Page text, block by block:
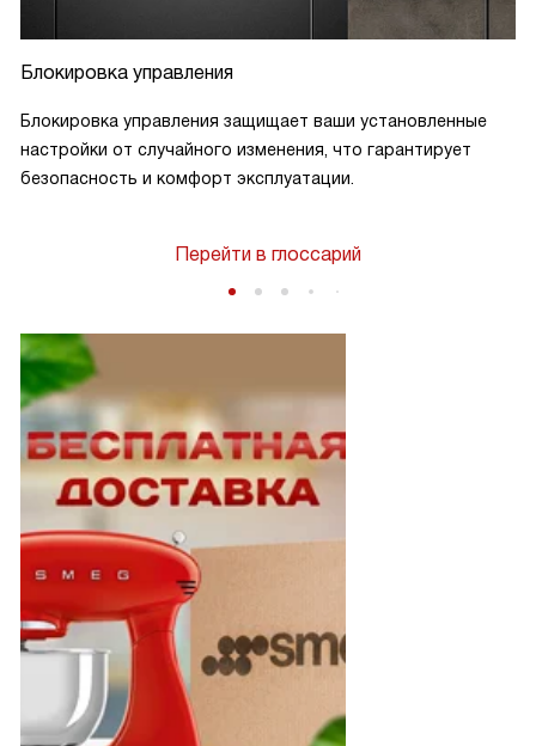
Блокировка управления
Блокировка управления защищает ваши установленные
настройки от случайного изменения, что гарантирует
безопасность и комфорт эксплуатации.
Перейти в глоссарий